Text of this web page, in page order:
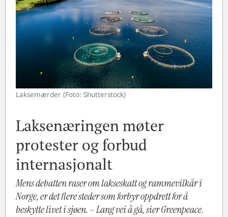
Laksemærder (Foto: Shutterstock)
Laksenæringen møter
protester og forbud
internasjonalt
Mens debatten raser om lakseskatt og rammevilkår i
Norge, er det flere steder som forbyr oppdrett for å
beskytte livet i sjøen. –⁠ Lang vei å gå, sier Greenpeace.